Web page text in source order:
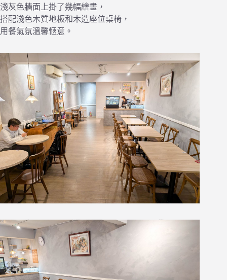
淺灰色牆面上掛了幾幅繪畫，
搭配淺色木質地板和木造座位桌椅，
用餐氣氛溫馨愜意。